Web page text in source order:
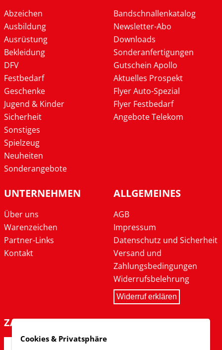
Abzeichen
Ausbildung
Ausrüstung
Bekleidung
DFV
Festbedarf
Geschenke
Jugend & Kinder
Sicherheit
Sonstiges
Spielzeug
Neuheiten
Sonderangebote
Bandschnallenkatalog
Newsletter-Abo
Downloads
Sonderanfertigungen
Gutschein Apollo
Aktuelles Prospekt
Flyer Auto-Spezial
Flyer Festbedarf
Angebote Telekom
UNTERNEHMEN
Über uns
Warenzeichen
Partner-Links
Kontakt
ALLGEMEINES
AGB
Impressum
Datenschutz und Sicherheit
Versand und
Zahlungsbedingungen
Widerrufsbelehrung
Widerruf erklären
ZAHLARTEN
Cookies & Privatsphäre